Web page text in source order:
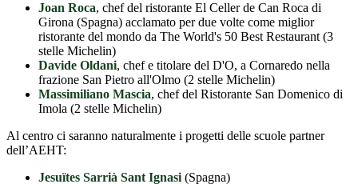
Joan Roca, chef del ristorante El Celler de Can Roca di
Girona (Spagna) acclamato per due volte come miglior
ristorante del mondo da The World's 50 Best Restaurant (3
stelle Michelin)
Davide Oldani, chef e titolare del D'O, a Cornaredo nella
frazione San Pietro all'Olmo (2 stelle Michelin)
Massimiliano Mascia, chef del Ristorante San Domenico di
Imola (2 stelle Michelin)
Al centro ci saranno naturalmente i progetti delle scuole partner
dell’AEHT:
Jesuïtes Sarrià Sant Ignasi (Spagna)